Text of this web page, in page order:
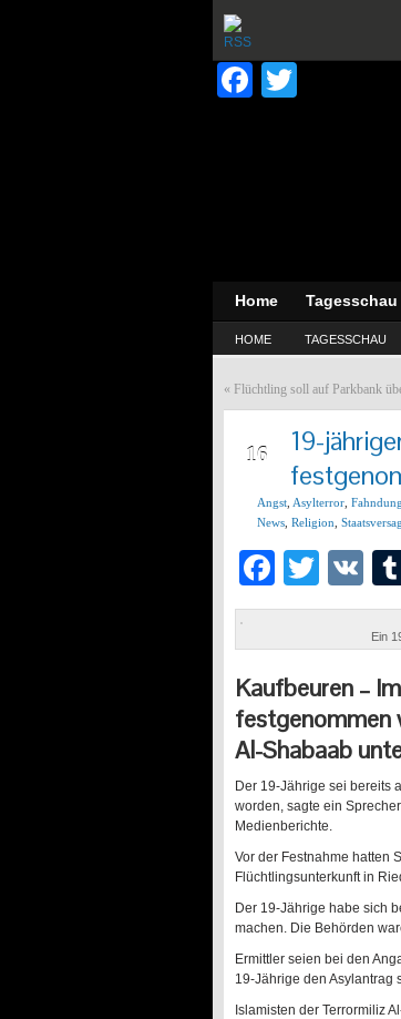
Facebook
Home Tagesschau
HOME TAGESSCHAU
« Flüchtling soll auf Parkbank
16
19-
Angst Asylterror
News Religion
VK
Ein
Kaufbeuren –
festgenommen
Al-Shabaab
Der 19-Jährige sei bereits
worden, sagte ein
Medienberichte.
Vor der Festnahme hatten
Flüchtlingsunterkunft in
Der 19-Jährige habe sich
machen. Die Behörden
Ermittler seien bei den
19-Jährige den Asylantrag
Islamisten der Terrormiliz